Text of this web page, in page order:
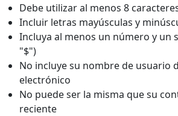
Debe utilizar al menos 8
Incluir letras mayúsculas y
Incluya al menos un número y un
"$")
No incluye su nombre de usuario
electrónico
No puede ser la misma que su
reciente